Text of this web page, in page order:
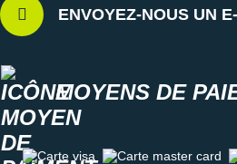
ENVOYEZ-NOUS UN
MOYENS DE
Carte visa Carte master card